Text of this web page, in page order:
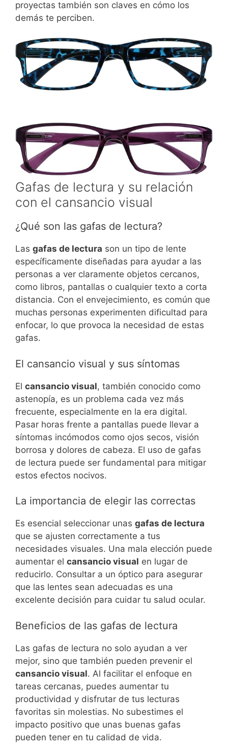
proyectas también son claves en cómo los
demás te perciben.
Gafas de lectura y su relación
con el cansancio visual
¿Qué son las gafas de lectura?
Las gafas de lectura son un tipo de lente
específicamente diseñadas para ayudar a las
personas a ver claramente objetos cercanos,
como libros, pantallas o cualquier texto a corta
distancia. Con el envejecimiento, es común que
muchas personas experimenten dificultad para
enfocar, lo que provoca la necesidad de estas
gafas.
El cansancio visual y sus síntomas
El cansancio visual, también conocido como
astenopía, es un problema cada vez más
frecuente, especialmente en la era digital.
Pasar horas frente a pantallas puede llevar a
síntomas incómodos como ojos secos, visión
borrosa y dolores de cabeza. El uso de gafas
de lectura puede ser fundamental para mitigar
estos efectos nocivos.
La importancia de elegir las correctas
Es esencial seleccionar unas gafas de lectura
que se ajusten correctamente a tus
necesidades visuales. Una mala elección puede
aumentar el cansancio visual en lugar de
reducirlo. Consultar a un óptico para asegurar
que las lentes sean adecuadas es una
excelente decisión para cuidar tu salud ocular.
Beneficios de las gafas de lectura
Las gafas de lectura no solo ayudan a ver
mejor, sino que también pueden prevenir el
cansancio visual. Al facilitar el enfoque en
tareas cercanas, puedes aumentar tu
productividad y disfrutar de tus lecturas
favoritas sin molestias. No subestimes el
impacto positivo que unas buenas gafas
pueden tener en tu calidad de vida.